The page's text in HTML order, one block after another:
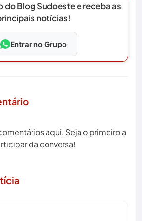
do Blog Sudoeste e receba as
notícias!
Entrar no Grupo
aqui. Seja o primeiro a
da conversa!